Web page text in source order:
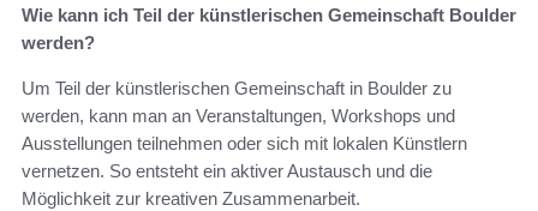
Wie kann ich Teil der künstlerischen Gemeinschaft Boulder
werden?
Um Teil der künstlerischen Gemeinschaft in Boulder zu
werden, kann man an Veranstaltungen, Workshops und
Ausstellungen teilnehmen oder sich mit lokalen Künstlern
vernetzen. So entsteht ein aktiver Austausch und die
Möglichkeit zur kreativen Zusammenarbeit.